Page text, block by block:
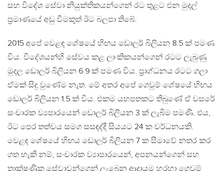
සහ විදේශ සේවා නියුක්තිකයන්ගෙන් රට තුළට එන මුදල්
ප‍්‍රමාණයේ අඩු වීමකුත් ඊට බලපා තිබේ.
2015 අපේ වෙළඳ ශේෂයේ හිඟය ඩොලර් බිලියන 8.5 ක් පමණ
විය. විදේශයන්හි සේවය කළ ලාංකිකයන්ගෙන් රටට ලැබුණු
මුදල ඩොලර් බිලියන 6.9 ක් පමණ විය. ප‍්‍රාග්ධනය රටට ගලා
ඒමක් සිදු වුණේම නැත. මේ අතර අපේ ගෙවුම් ශේෂයේ හිඟය
ඩොලර් බිලියන 1.5 ක් විය. එකම යහපතකට තිබුණේ ඒ වසරේ
සංචාරක ව්‍යපාරයෙන් ඩොලර් බිලියන 3 ක් ලැබීම පමණි. එය,
ඊට පෙර තත්වය සමග සසඳද්දී සියයට 24 ක වර්ධනයකි.
වෙළඳ ශේෂයේ හිඟය ඩොලර් බිලියන 7 ක සීමාවේ නතර කර
ගත හැකි නම්, සංචාරක ව්‍යාපාරයෙන්, අපනයන්ගෙන් සහ
තාක්ෂණික සේවාවන්ගෙන් ලැබෙන ආදායම හරහා ගෙවුම්